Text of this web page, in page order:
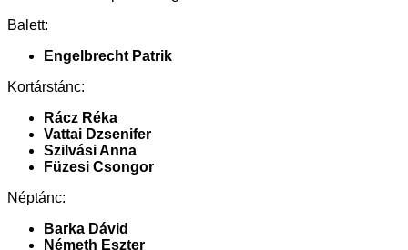
Balett:
Engelbrecht Patrik
Kortárstánc:
Rácz Réka
Vattai Dzsenifer
Szilvási Anna
Füzesi Csongor
Néptánc:
Barka Dávid
Németh Eszter